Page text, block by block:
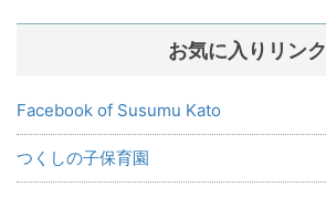
記
別)
お気に入りリンク
Facebook of Susumu Kato
つくしの子保育園